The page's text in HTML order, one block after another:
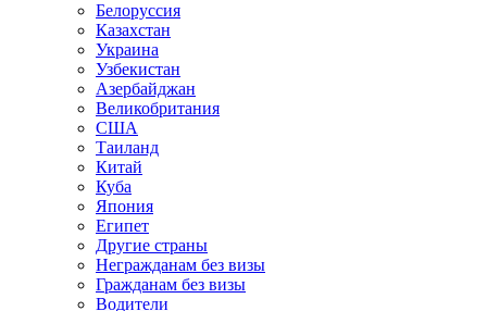
Белоруссия
Казахстан
Украина
Узбекистан
Азербайджан
Великобритания
США
Таиланд
Китай
Куба
Япония
Египет
Другие страны
Негражданам без визы
Гражданам без визы
Водители